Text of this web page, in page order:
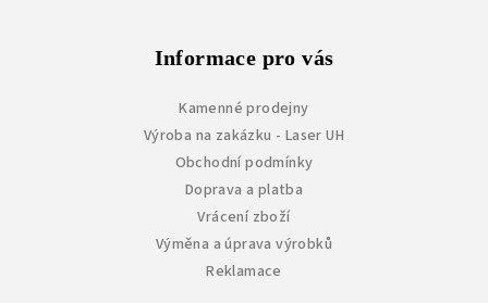
Informace pro vás
Kamenné prodejny
Výroba na zakázku - Laser UH
Obchodní podmínky
Doprava a platba
Vrácení zboží
Výměna a úprava výrobků
Reklamace